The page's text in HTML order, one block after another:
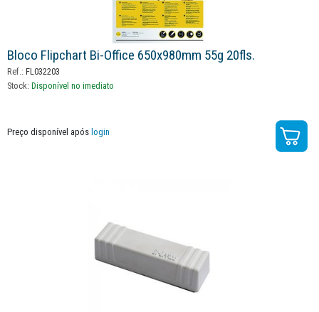
Bloco Flipchart Bi-Office 650x980mm 55g 20fls.
Ref.: FL032203
Stock: Disponível no imediato
Preço disponível após login